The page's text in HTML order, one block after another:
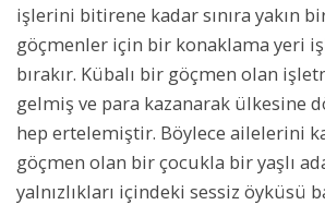
işlerini bitirene kadar sınıra yakın
göçmenler için bir konaklama yeri
bırakır. Kübalı bir göçmen olan
gelmiş ve para kazanarak ülkesine
hep ertelemiştir. Böylece ailelerini
göçmen olan bir çocukla bir yaşlı
yalnızlıkları içindeki sessiz öyküsü